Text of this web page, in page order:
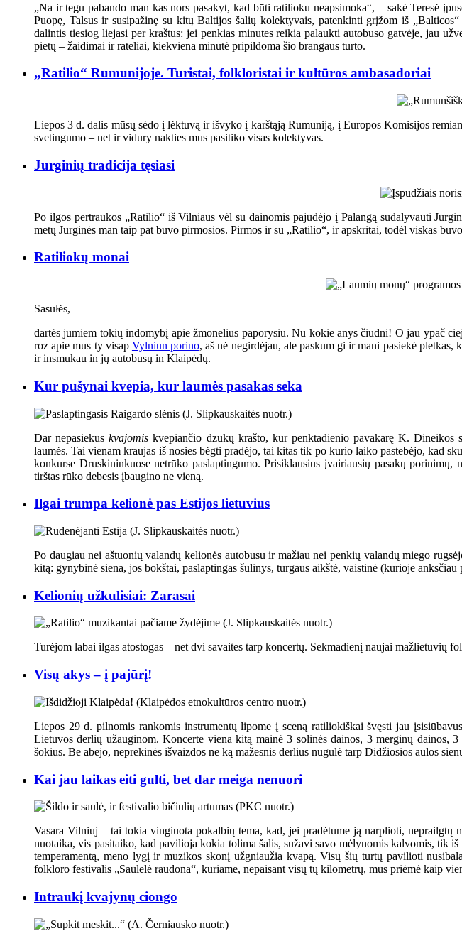
„Na ir tegu pabando man kas nors pasakyt, kad būti ratilioku neapsimoka“, – sakė Teresė
Puopę, Talsus ir susipažinę su kitų Baltijos šalių kolektyvais, patenkinti grįžom iš
dalintis tiesiog liejasi per kraštus: jei penkias minutes reikia palaukti autobuso gatvėje, jau
pietų – žaidimai ir rateliai, kiekviena minutė pripildoma šio brangaus turto.
„Ratilio“ Rumunijoje. Turistai, folkloristai ir kultūros ambasadoriai
Liepos 3 d. dalis mūsų sėdo į lėktuvą ir išvyko į karštąją Rumuniją, į Europos Komisijos
svetingumo – net ir vidury nakties mus pasitiko visas kolektyvas.
Jurginių tradicija tęsiasi
Po ilgos pertraukos „Ratilio“ iš Vilniaus vėl su dainomis pajudėjo į Palangą sudalyvauti
metų Jurginės man taip pat buvo pirmosios. Pirmos ir su „Ratilio“, ir apskritai, todėl viskas
Ratiliokų monai
Sasułės,
dartės jumiem tokių indomybį apie žmonelius paporysiu. Nu kokie anys čiudni! O jau ypač
roz apie mus ty visap Vylniun porino, aš nė negirdėjau, ale paskum gi ir mani pasiekė
ir insmukau in jų autobusų in Klaipėdų.
Kur pušynai kvepia, kur laumės pasakas seka
Dar nepasiekuskvajomis kvepiančio dzūkų krašto, kur penktadienio pavakarę K. Dineikos
laumės. Tai vienam kraujas iš nosies bėgti pradėjo, tai kitas tik po kurio laiko pastebėjo, kad
konkurse Druskininkuose netrūko paslaptingumo. Prisiklausius įvairiausių pasakų
tirštas rūko debesis įbaugino ne vieną.
Ilgai trumpa kelionė pas Estijos lietuvius
Po daugiau nei aštuonių valandų kelionės autobusu ir mažiau nei penkių valandų miego
kitą: gynybinė siena, jos bokštai, paslaptingas šulinys, turgaus aikštė, vaistinė (kurioje
Kelionių užkulisiai: Zarasai
Turėjom labai ilgas atostogas – net dvi savaites tarp koncertų. Sekmadienį naujai mažlietuvių
Visų akys – į pajūrį!
Liepos 29 d. pilnomis rankomis instrumentų lipome į sceną ratiliokiškai švęsti jau
Lietuvos derlių užauginom. Koncerte viena kitą mainė 3 solinės dainos, 3 merginų dainos,
šokius. Be abejo, neprekinės išvaizdos ne ką mažesnis derlius nugulė tarp Didžiosios aulos
Kai jau laikas eiti gulti, bet dar meiga nenuori
Vasara Vilniuj – tai tokia vingiuota pokalbių tema, kad, jei pradėtume ją narplioti, neprailgtų
nuotaika, vis pasitaiko, kad pavilioja kokia tolima šalis, sužavi savo mėlynomis kalvomis, tik
temperamentą, meno lygį ir muzikos skonį užgniaužia kvapą. Visų šių turtų pavilioti
folkloro festivalis „Saulelė raudona“, kuriame, nepaisant visų tų kilometrų, mus priėmė kaip
Intraukį kvajynų ciongo